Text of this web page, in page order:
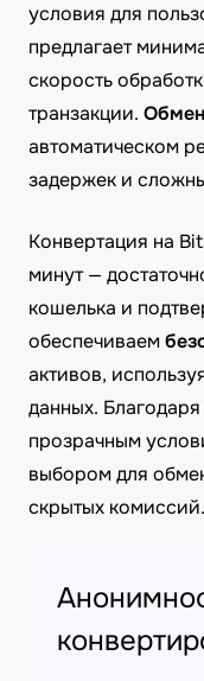
условия для
предлагает
скорость
транзакции. Обмен
автоматическом
задержек и
Конвертация на
минут —
кошелька и
обеспечиваем
активов,
данных.
прозрачным
выбором для
скрытых комиссий.